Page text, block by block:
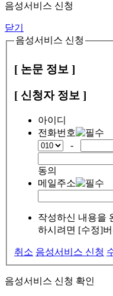
음성서비스 신청
닫기
음성서비스 신청
[ 논문 정보 ]
[ 신청자 정보 ]
아이디
전화번호
-
동의
메일주소
작성하신 내용을
하시려면 [수정]
취소 음성서비스 신청
음성서비스 신청 확인